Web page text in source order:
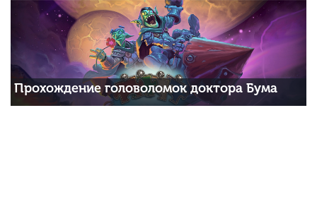
Прохождение головоломок доктора Бума